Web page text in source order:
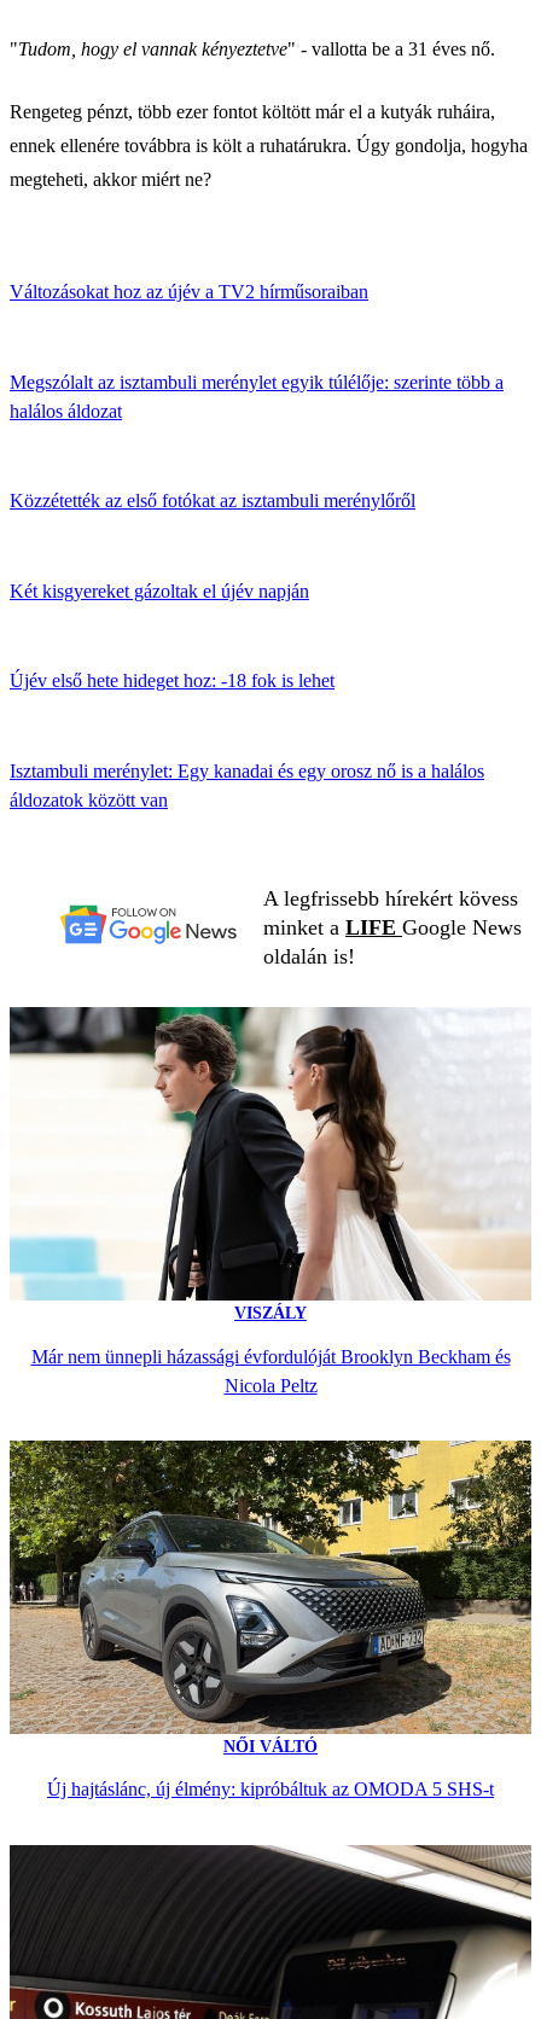
"Tudom, hogy el vannak kényeztetve" - vallotta be a 31 éves nő.
Rengeteg pénzt, több ezer fontot költött már el a kutyák ruháira,
ennek ellenére továbbra is költ a ruhatárukra. Úgy gondolja, hogyha
megteheti, akkor miért ne?
Változásokat hoz az újév a TV2 hírműsoraiban
Megszólalt az isztambuli merénylet egyik túlélője: szerinte több a
halálos áldozat
Közzétették az első fotókat az isztambuli merénylőről
Két kisgyereket gázoltak el újév napján
Újév első hete hideget hoz: -18 fok is lehet
Isztambuli merénylet: Egy kanadai és egy orosz nő is a halálos
áldozatok között van
A legfrissebb hírekért kövess
minket a LIFE Google News
oldalán is!
VISZÁLY
Már nem ünnepli házassági évfordulóját Brooklyn Beckham és
Nicola Peltz
NŐI VÁLTÓ
Új hajtáslánc, új élmény: kipróbáltuk az OMODA 5 SHS-t